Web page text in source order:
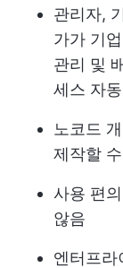
관리자,
가가 기
관리 및
세스 자
노코드
제작할
사용 편
않음
엔터프라